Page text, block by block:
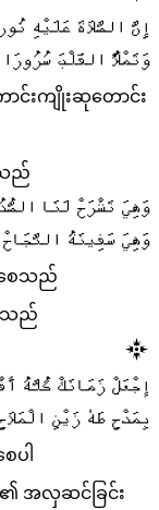
إِنَّ الصَّلَاةَ عَلَيْهِ
وَتَمْلَأُ القَلْبَ سُرُورَا
ာင်းကျိုးဆုတောင်း
သည်
وَهِيَ تَشْرَحْ لَنَا
وَهِيَ سَفِينَةُ النَّجَاحْ
စေသည်
သည်
إجْعَلْ زَمَانَكْ كُلَّهُ
بِمَدْحِ طَهٰ زَيْنِ
ပါ
၏ အလှဆင်ခြင်း